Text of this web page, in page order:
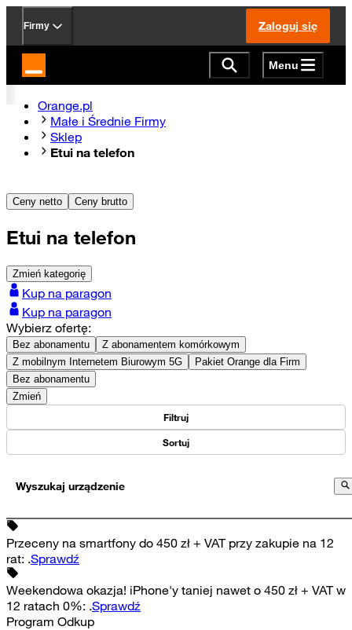
Firmy Zaloguj się
Strona główna Orange.pl Menu
Orange.pl
Małe i Średnie Firmy
Sklep
Etui na telefon
Ceny netto Ceny brutto
Etui na telefon
Zmień kategorię
Kup na paragon
Kup na paragon
Wybierz ofertę:
Bez abonamentu
Z abonamentem komórkowym
Z mobilnym Internetem Biurowym 5G
Pakiet Orange dla Firm
Bez abonamentu
Zmień
Filtruj
Sortuj
Wyszukaj urządzenie
Przeceny na smartfony do 450 zł + VAT przy zakupie na 12
rat: .Sprawdź
Weekendowa okazja! iPhone'y taniej nawet o 450 zł + VAT w
12 ratach 0%: .Sprawdź
Program Odkup